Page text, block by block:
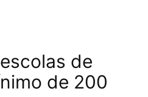
de
de 200